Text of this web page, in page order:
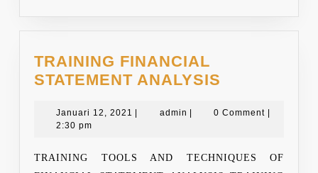
TRAINING FINANCIAL
STATEMENT ANALYSIS
STATEMENT
Januari 12, 2021 Januariadmin admin0 Comment
2:30 pm
TRAINING TOOLS AND TECHNIQUES OF